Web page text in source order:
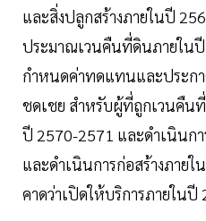
และสิ่งปลูกสร้างภายในปี
ประมาณเวนคืนที่ดินภายใน
กำหนดค่าทดแทนและประก
ชดเชย สำหรับผู้ที่ถูกเวนคืนที่
ปี 2570-2571 และดำเนินก
และดำเนินการก่อสร้างภายใ
คาดว่าเปิดให้บริการภายในปี